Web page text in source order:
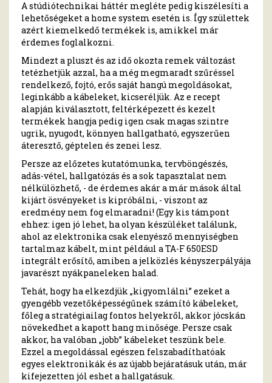
A stúdiótechnikai háttér megléte pedig kiszélesíti a
lehetőségeket a home system esetén is. Így születtek
azért kiemelkedő termékek is, amikkel már
érdemes foglalkozni.
Mindezt a pluszt és az idő okozta remek változást
tetézhetjük azzal, ha a még megmaradt szűréssel
rendelkező, fojtó, erős saját hangú megoldásokat,
leginkább a kábeleket, kicseréljük. Az e recept
alapján kiválasztott, feltérképezett és kezelt
termékek hangja pedig igen csak magas szintre
ugrik, nyugodt, könnyen hallgatható, egyszerűen
áteresztő, géptelen és zenei lesz.
Persze az előzetes kutatómunka, tervböngészés,
adás-vétel, hallgatózás és a sok tapasztalat nem
nélkülözhető, - de érdemes akár a már mások által
kijárt ösvényeket is kipróbálni, - viszont az
eredmény nem fog elmaradni! (Egy kis támpont
ehhez: igen jó lehet, ha olyan készüléket találunk,
ahol az elektronika csak elenyésző mennyiségben
tartalmaz kábelt, mint például a TA-F 650ESD
integrált erősítő, amiben a jelközlés kényszerpályája
javarészt nyákpaneleken halad.
Tehát, hogy ha elkezdjük „kigyomlálni” ezeket a
gyengébb vezetőképességűnek számító kábeleket,
főleg a stratégiailag fontos helyekről, akkor jócskán
növekedhet a kapott hang minősége. Persze csak
akkor, ha valóban „jobb” kábeleket teszünk bele.
Ezzel a megoldással egészen felszabadíthatóak
egyes elektronikák és az újabb bejáratásuk után, már
kifejezetten jól eshet a hallgatásuk.